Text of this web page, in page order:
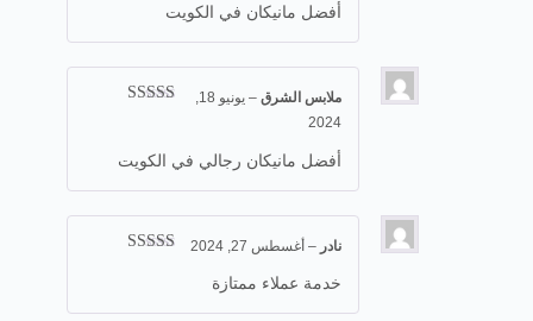
أفضل مانيكان في الكويت
ملابس الشرق –
2024
أفضل مانيكان رجالي في الكويت
نادر – أغسطس 27, 2024
خدمة عملاء ممتازة